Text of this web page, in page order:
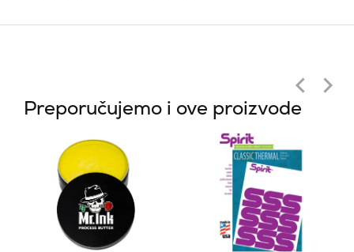
Preporučujemo i ove proizvode